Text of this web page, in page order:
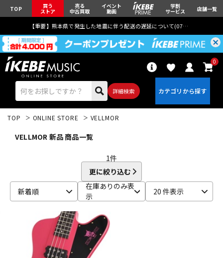
TOP 買う
ストア
売る
中古買取
イベント
動画
学割
サービス 店舗一覧
【重要】熊本県で発生した地震に伴う配送の遅延について(07月29日
詳細検索
0
ドラム
TOP ONLINE STORE VELLMOR
VELLMOR 新品 商品一覧
1件
更に絞り込む
新着順
在庫ありのみ表
示
20 件表示